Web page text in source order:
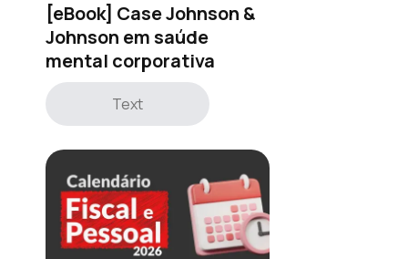
[eBook] Case Johnson &
Johnson em saúde
mental corporativa
Text